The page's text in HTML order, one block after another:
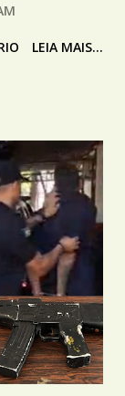
LEIA MAIS...